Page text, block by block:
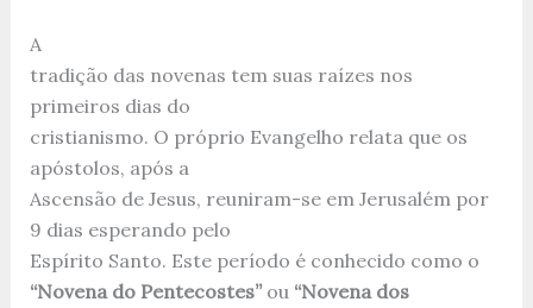
A
tradição das novenas tem suas raízes nos
primeiros dias do
cristianismo. O próprio Evangelho relata que os
apóstolos, após a
Ascensão de Jesus, reuniram-se em Jerusalém por
9 dias esperando pelo
Espírito Santo. Este período é conhecido como o
“Novena do Pentecostes”ou “Novena dos